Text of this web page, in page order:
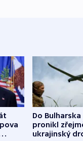
Do Bulharska
pronikl
ukrajinský